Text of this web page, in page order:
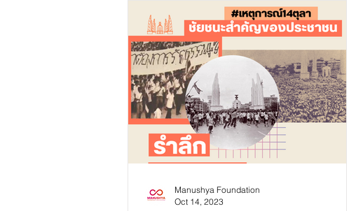
Manushya Foundation
Oct 14, 2023